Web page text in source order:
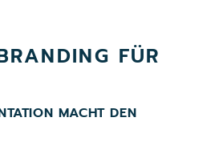
FÜR
MACHT DEN